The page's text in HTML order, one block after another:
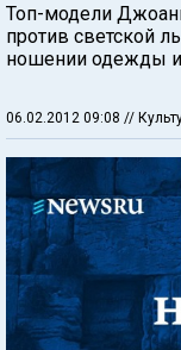
Топ-модели
против светской
ношении одежды
06.02.2012 09:08 //